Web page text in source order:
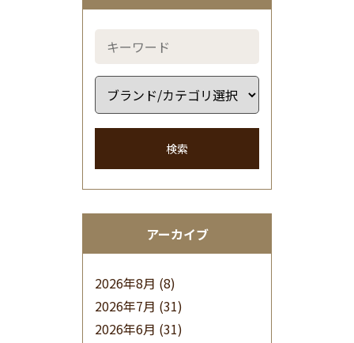
検索
アーカイブ
2026年8月 (8)
2026年7月 (31)
2026年6月 (31)